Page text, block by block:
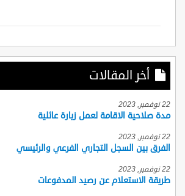
أخر المقالات
22 نوفمبر, 2023
مدة صلاحية الاقامة لعمل زيارة عائلية
22 نوفمبر, 2023
الفرق بين السجل التجاري الفرعي والرئيسي
22 نوفمبر, 2023
طريقة الاستعلام عن رصيد المدفوعات